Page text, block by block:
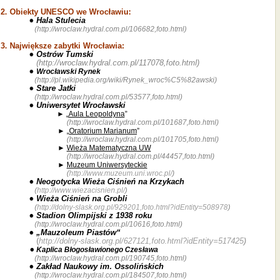
2. Obiekty UNESCO we Wrocławiu:
● Hala Stulecia
(http://wroclaw.hydral.com.pl/106682,foto.html)
3. Największe zabytki Wrocławia:
● Ostrów Tumski
(http://wroclaw.hydral.com.pl/117078,foto.html)
● Wrocławski Rynek
(http://pl.wikipedia.org/wiki/Rynek_wroc%C5%82awski)
● Stare Jatki
(http://wroclaw.hydral.com.pl/53577,foto.html)
● Uniwersytet Wrocławski
► „Aula Leopoldyna”
(http://wroclaw.hydral.com.pl/101687,foto.html)
► „Oratorium Marianum”
(http://wroclaw.hydral.com.pl/101705,foto.html)
► Wieża Matematyczna UW
(http://wroclaw.hydral.com.pl/44457,foto.html)
► Muzeum Uniwersyteckie
(http://www.muzeum.uni.wroc.pl/)
● Neogotycka Wieża Ciśnień na Krzykach
(http://www.wiezacisnien.pl/)
● Wieża Ciśnień na Grobli
(http://dolny-slask.org.pl/929201,foto.html?idEntity=508978)
● Stadion Olimpijski z 1938 roku
(http://wroclaw.hydral.com.pl/10616,foto.html)
● „Mauzoleum Piastów“
(http://dolny-slask.org.pl/627121,foto.html?idEntity=517425)
● Kaplica Błogosławionego Czesława
(http://wroclaw.hydral.com.pl/190745,foto.html)
● Zakład Naukowy im. Ossolińskich
(http://wroclaw.hydral.com.pl/184507,foto.html)